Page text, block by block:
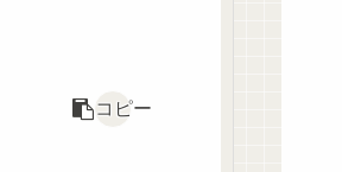
コピー